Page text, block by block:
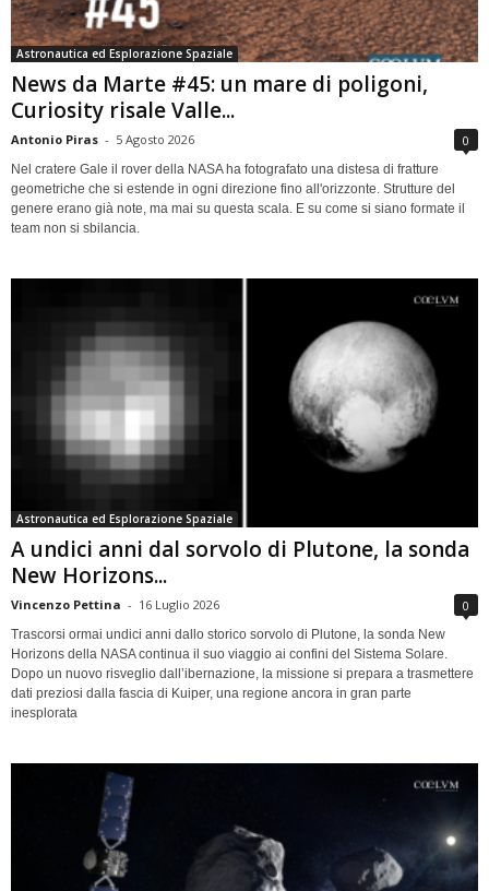
Astronautica ed Esplorazione Spaziale
News da Marte #45: un mare di poligoni,
Curiosity risale Valle...
Antonio Piras - 5 Agosto 2026 0
Nel cratere Gale il rover della NASA ha fotografato una distesa di fratture
geometriche che si estende in ogni direzione fino all'orizzonte. Strutture del
genere erano già note, ma mai su questa scala. E su come si siano formate il
team non si sbilancia.
Astronautica ed Esplorazione Spaziale
A undici anni dal sorvolo di Plutone, la sonda
New Horizons...
Vincenzo Pettina - 16 Luglio 2026 0
Trascorsi ormai undici anni dallo storico sorvolo di Plutone, la sonda New
Horizons della NASA continua il suo viaggio ai confini del Sistema Solare.
Dopo un nuovo risveglio dall’ibernazione, la missione si prepara a trasmettere
dati preziosi dalla fascia di Kuiper, una regione ancora in gran parte
inesplorata